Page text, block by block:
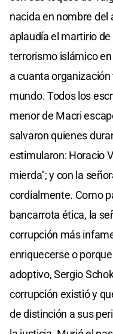
nacida en nombre del
aplaudía el martirio
terrorismo islámico
a cuanta
mundo. Todos los
menor de Macri
salvaron quienes
estimularon: Horacio
mierda"; y con la
cordialmente. Como
bancarrota ética, la
corrupción más
enriquecerse o
adoptivo, Sergio
corrupción existió y
de distinción a sus